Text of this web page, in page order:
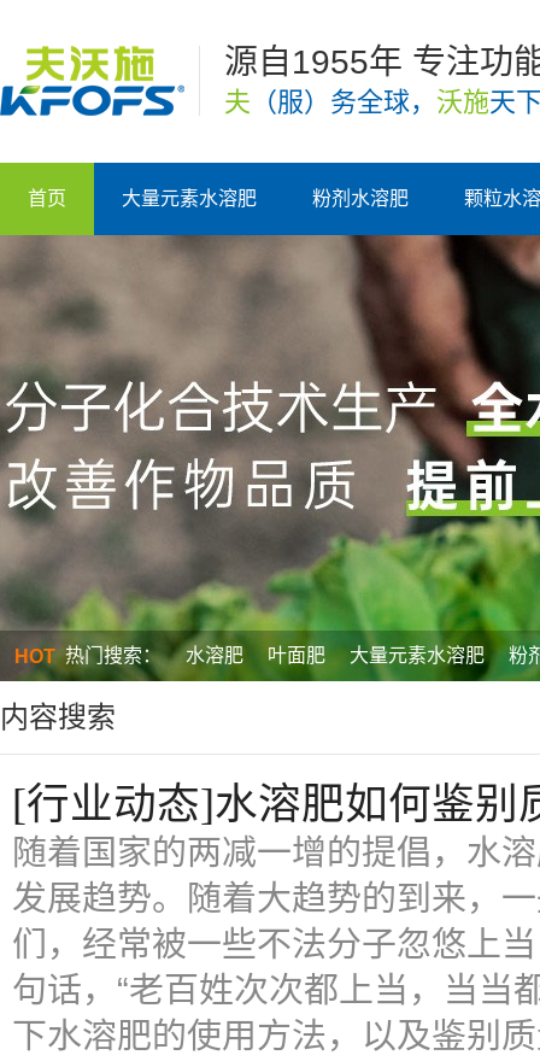
源自1955年 专注功
夫 （服）务全球， 沃施天
首页 大量元素水溶肥 粉剂水溶肥 颗粒水
HOT 热门搜索： 水溶肥 叶面肥 大量元素水溶肥 粉
内容搜索
[行业动态]水溶肥如何鉴别
随着国家的两减一增的提倡，水
发展趋势。随着大趋势的到来，
们，经常被一些不法分子忽悠上
句话，“老百姓次次都上当，当当
下水溶肥的使用方法，以及鉴别